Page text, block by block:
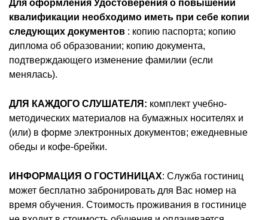
Для оформления Удостоверения о повышении
квалификации необходимо иметь при себе копии
следующих документов : копию паспорта; копию
диплома об образовании; копию документа,
подтверждающего изменение фамилии (если
менялась).
ДЛЯ КАЖДОГО СЛУШАТЕЛЯ: комплект учебно-
методических материалов на бумажных носителях и
(или) в форме электронных документов; ежедневные
обеды и кофе-брейки.
ИНФОРМАЦИЯ О ГОСТИНИЦАХ: Служба гостиниц
может бесплатно забронировать для Вас номер на
время обучения. Стоимость проживания в гостинице